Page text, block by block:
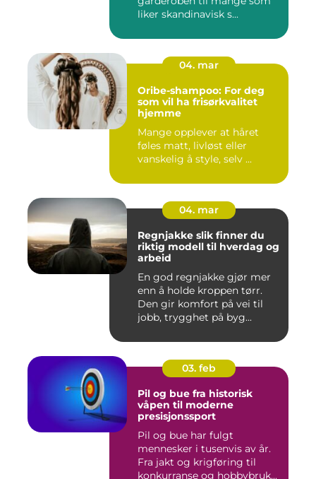
liker skandinavisk s...
04. mar
Oribe-shampoo: For deg
som vil ha frisørkvalitet
hjemme
Mange opplever at håret
føles matt, livløst eller
vanskelig å style, selv ...
04. mar
Regnjakke slik finner du
riktig modell til hverdag og
arbeid
En god regnjakke gjør mer
enn å holde kroppen tørr.
Den gir komfort på vei til
jobb, trygghet på byg...
03. feb
Pil og bue fra historisk
våpen til moderne
presisjonssport
Pil og bue har fulgt
mennesker i tusenvis av år.
Fra jakt og krigføring til
konkurranse og hobbybruk...